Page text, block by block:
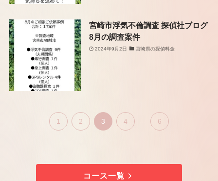
宮崎市浮気不倫調査 探偵社ブログ
8月の調査案件
2024年9月2日 宮崎県の探偵料金
1 2 3 4 ... 6
コース一覧